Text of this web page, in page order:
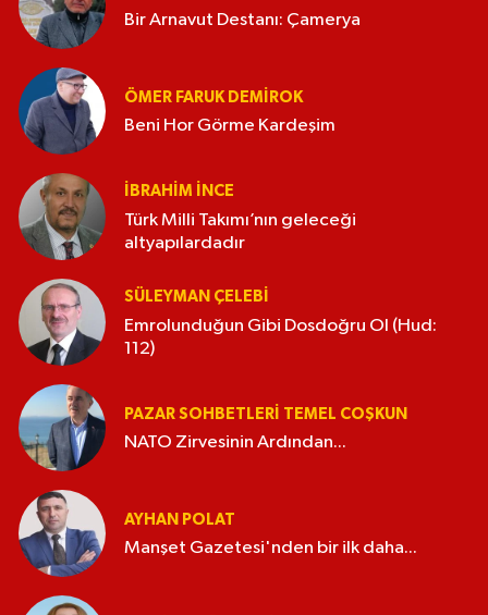
Bir Arnavut Destanı: Çamerya
ÖMER FARUK DEMIROK
Beni Hor Görme Kardeşim
İBRAHIM İNCE
Türk Milli Takımı’nın geleceği
altyapılardadır
SÜLEYMAN ÇELEBI
Emrolunduğun Gibi Dosdoğru Ol (Hud:
112)
PAZAR SOHBETLERI TEMEL COŞKUN
NATO Zirvesinin Ardından...
AYHAN POLAT
Manşet Gazetesi'nden bir ilk daha...